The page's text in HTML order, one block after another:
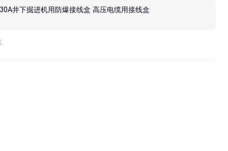
井下掘进机用防爆接线盒 高压电缆用接线盒